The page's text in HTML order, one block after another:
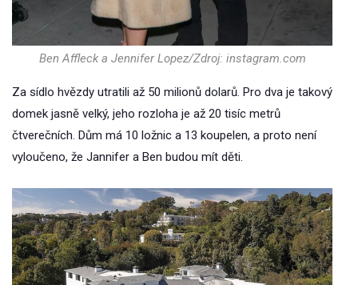
Ben Affleck a Jennifer Lopez/Zdroj: instagram.com
Za sídlo hvězdy utratili až 50 milionů dolarů. Pro dva je takový
domek jasně velký, jeho rozloha je až 20 tisíc metrů
čtverečních. Dům má 10 ložnic a 13 koupelen, a proto není
vyloučeno, že Jannifer a Ben budou mít děti.